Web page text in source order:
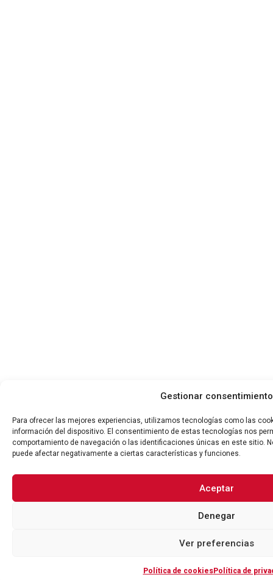
Gestionar consentimiento
Para ofrecer las mejores experiencias, utilizamos tecnologías como las
información del dispositivo. El consentimiento de estas tecnologías nos
comportamiento de navegación o las identificaciones únicas en este sitio.
puede afectar negativamente a ciertas características y funciones.
Aceptar
Denegar
Ver preferencias
Política de cookiesPolítica de